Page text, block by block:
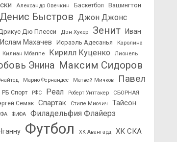
Александр Овечкин Баскетбол
Вашингтон
Денис Быстров Джон Джонс
Дю Плесси Дэн Хукер Зенит
Иван
Ислам Махачев Исраэль Адесанья
Каролина
Килиан Мбаппе Кирилл Куценко
Лионель
Энина Максим Сидоров
Марио Фернандес Матвей Мичков
Павел
РБ Спорт РФС Реал Роберт Уиттакер
СБОРНАЯ
Семак Спартак Стипе Миочич
Тайсон
ФИФА Филадельфия Флайерз
Футбол ХК Авангард ХК СКА